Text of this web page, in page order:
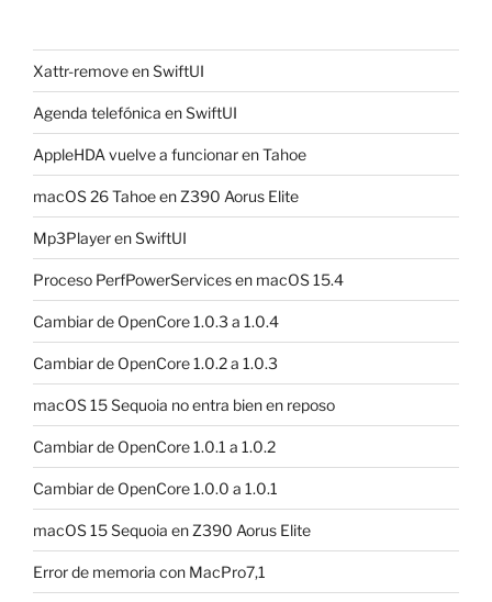
Xattr-remove en SwiftUI
Agenda telefónica en SwiftUI
AppleHDA vuelve a funcionar en Tahoe
macOS 26 Tahoe en Z390 Aorus Elite
Mp3Player en SwiftUI
Proceso PerfPowerServices en macOS 15.4
Cambiar de OpenCore 1.0.3 a 1.0.4
Cambiar de OpenCore 1.0.2 a 1.0.3
macOS 15 Sequoia no entra bien en reposo
Cambiar de OpenCore 1.0.1 a 1.0.2
Cambiar de OpenCore 1.0.0 a 1.0.1
macOS 15 Sequoia en Z390 Aorus Elite
Error de memoria con MacPro7,1